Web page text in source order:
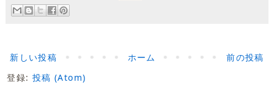
新しい投稿 前の投稿
ホーム
登録: 投稿 (Atom)